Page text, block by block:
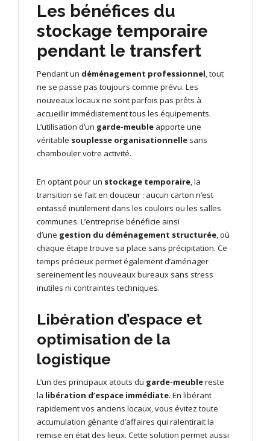
Les bénéfices du
stockage temporaire
pendant le transfert
Pendant un déménagement professionnel , tout
ne se passe pas toujours comme prévu. Les
nouveaux locaux ne sont parfois pas prêts à
accueillir immédiatement tous les équipements.
L’utilisation d’un garde-meuble apporte une
véritable souplesse organisationnelle sans
chambouler votre activité.
En optant pour un stockage temporaire , la
transition se fait en douceur : aucun carton n’est
entassé inutilement dans les couloirs ou les salles
communes. L’entreprise bénéficie ainsi
d’une gestion du déménagement structurée , où
chaque étape trouve sa place sans précipitation. Ce
temps précieux permet également d’aménager
sereinement les nouveaux bureaux sans stress
inutiles ni contraintes techniques.
Libération d’espace et
optimisation de la
logistique
L’un des principaux atouts du garde-meublereste
la libération d’espace immédiate. En libérant
rapidement vos anciens locaux, vous évitez toute
accumulation gênante d’affaires qui ralentirait la
remise en état des lieux. Cette solution permet aussi